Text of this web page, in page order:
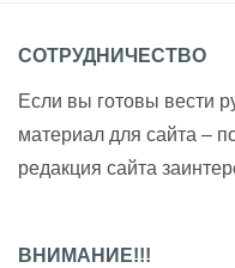
СОТРУДНИЧЕСТВО
Если вы готовы вести
материал для сайта –
редакция сайта
ВНИМАНИЕ!!!